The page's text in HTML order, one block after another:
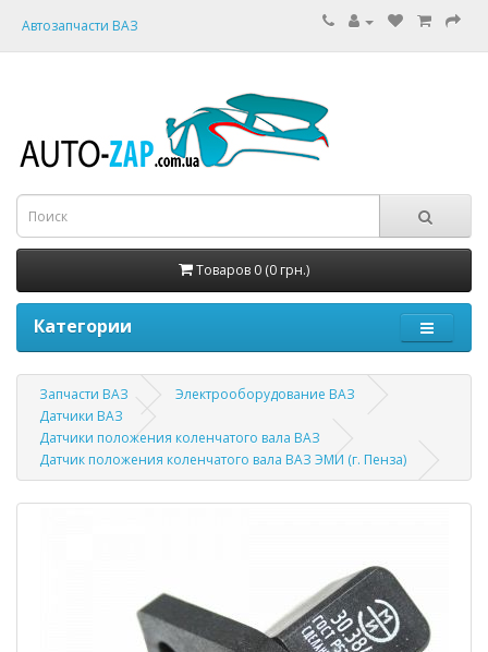
Автозапчасти ВАЗ
Товаров 0 (0 грн.)
Категории
Запчасти ВАЗ
Электрооборудование ВАЗ
Датчики ВАЗ
Датчики положения коленчатого вала ВАЗ
Датчик положения коленчатого вала ВАЗ ЭМИ (г. Пенза)